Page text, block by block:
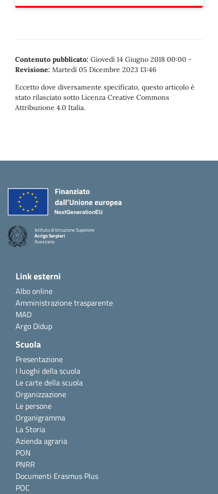
Contenuto pubblicato: Giovedì 14 Giugno 2018 00:00 -
Revisione: Martedì 05 Dicembre 2023 13:46
Eccetto dove diversamente specificato, questo articolo è
stato rilasciato sotto Licenza Creative Commons
Attribuzione 4.0 Italia.
Istituto di Istruzione Superiore
Arrigo Serpieri
Avezzano
Link esterni
Albo online
Amministrazione trasparente
MAD
Argo Didup
Scuola
Presentazione
I luoghi della scuola
Le carte della scuola
Organizzazione
Le persone
Organigramma
La Storia
Azienda agraria
PON
PNRR
Documenti Erasmus Plus
POC